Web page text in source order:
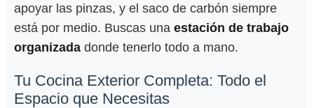
apoyar las pinzas, y el saco de carbón siempre
está por medio. Buscas una estación de trabajo
organizada donde tenerlo todo a mano.
Tu Cocina Exterior Completa: Todo el
Espacio que Necesitas